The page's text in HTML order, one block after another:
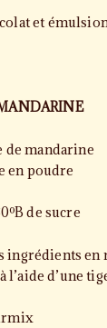
et
de mandarine
en poudre
de sucre
ingrédients en
d’une